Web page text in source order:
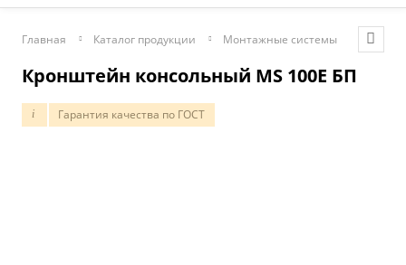
Главная Каталог продукции Монтажные системы
Кронштейн консольный MS 100Е БП
i Гарантия качества по ГОСТ